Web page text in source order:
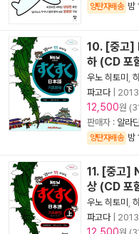
양탄자배송 밤
10. [중고]
하 (CD 포
우노 히토미
파고다|
12,500원
판매자 : 알라
양탄자배송 밤
11. [중고]
상 (CD 포
우노 히토미
파고다|